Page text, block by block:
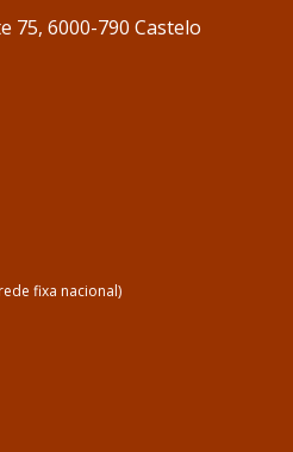
75, 6000-790 Castelo
fixa nacional)